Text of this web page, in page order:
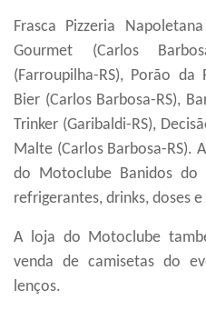
Frasca Pizzeria Napoletana
Gourmet (Carlos
(Farroupilha-RS), Porão da
Bier (Carlos Barbosa-RS),
Trinker (Garibaldi-RS),
Malte (Carlos Barbosa-RS).
do Motoclube Banidos do
refrigerantes, drinks, doses
A loja do Motoclube
venda de camisetas do
lenços.